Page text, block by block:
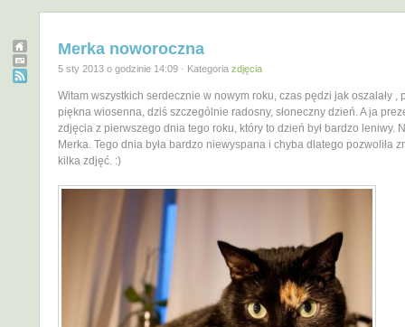
Merka noworoczna
5 sty 2013 o godzinie 14:09 · Kategoria zdjęcia
Witam wszystkich serdecznie w nowym roku, czas pędzi jak oszalały ,
piękna wiosenna, dziś szczególnie radosny, słoneczny dzień. A ja
zdjęcia z pierwszego dnia tego roku, który to dzień był bardzo leniwy.
Merka. Tego dnia była bardzo niewyspana i chyba dlatego pozwoliła
kilka zdjęć. :)